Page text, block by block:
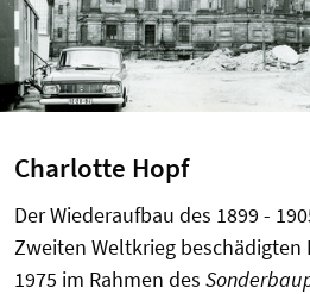
Charlotte Hopf
Der Wiederaufbau des 1899 -
Zweiten Weltkrieg beschädigten
1975 im Rahmen des